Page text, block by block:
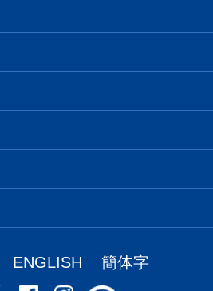
ENGLISH 簡体字